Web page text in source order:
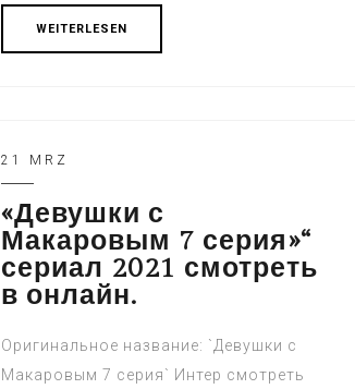
WEITERLESEN
21 MRZ
«Девушки с
Макаровым 7 серия»“
сериал 2021 смотреть
в онлайн.
Оригинальное название: `Девушки с
Макаровым 7 серия` Интер смотреть